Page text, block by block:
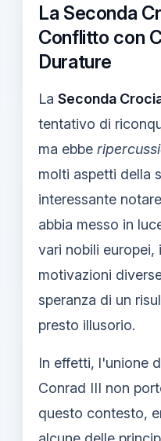
La Seconda
Conflitto con
Durature
La Seconda
tentativo di
ma ebbe
molti aspetti della
interessante
abbia messo in
vari nobili europei,
motivazioni
speranza di un
presto illusorio.
In effetti, l'unione
Conrad III non
questo contesto,